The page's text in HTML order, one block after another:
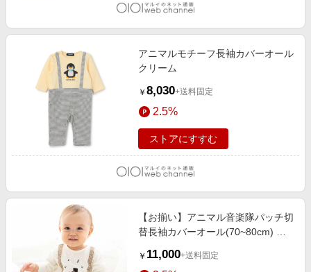
アニマルモチーフ長袖カバーオール
クリーム
￥ 8,030+送料固定
2.5%
ストアにすすむ
【お揃い】アニマル音楽隊パッチ切
替長袖カバーオール(70~80cm) ベ
￥ 11,000+送料固定